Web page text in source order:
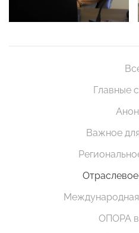
Главные
Важное
Международная
ОПОРА в